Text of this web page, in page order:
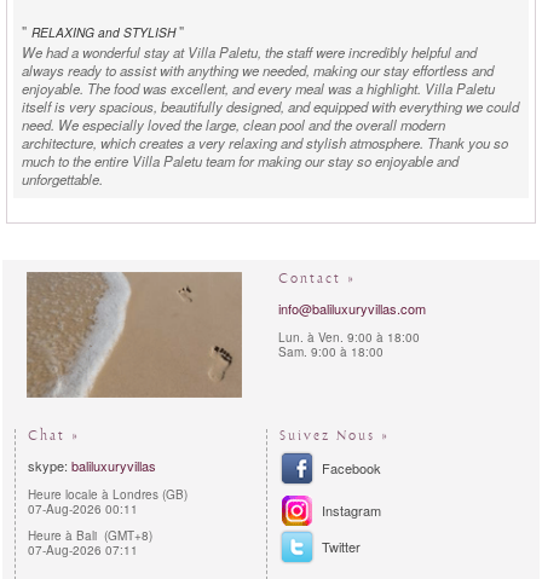
" RELAXING and STYLISH"
We had a wonderful stay at Villa Paletu, the staff were incredibly helpful and
always ready to assist with anything we needed, making our stay effortless and
enjoyable. The food was excellent, and every meal was a highlight. Villa Paletu
itself is very spacious, beautifully designed, and equipped with everything we could
need. We especially loved the large, clean pool and the overall modern
architecture, which creates a very relaxing and stylish atmosphere. Thank you so
much to the entire Villa Paletu team for making our stay so enjoyable and
unforgettable.
Karina B. Villa Manager - Indonesia -reviewedVilla Paletu in
" CONTEMPORARY UBUD LUXURY WITH A VIEW "
Brand new Villa Paletu near Ubud center is an exquisite addition to the Bali luxury
villa rental market. A labour of love by its European owner, who spared no expense
or thought to create a top notch contemporary Villa within a relaxing rural charming
setting. The high quality of the interiors is defined with the European linens and
tasteful polished furnishing. The master bedroom with ensuite bathroom and walk in
closet is discreetly separated from the additional 2 guest rooms. As a guest you
breezy roof top terrace overlooking the rice fields. The lovely Villa staff is very
caring and attentive without compromising guest privacy. From Villa Paletu guests
can explore in a few minutes the center of Ubud and its many surrounding art
Contact »
info@baliluxuryvillas.com
Lun. à Ven. 9:00 à 18:00
Sam. 9:00 à 18:00
Chat »
skype: baliluxuryvillas
Heure locale à Londres (GB)
07-Aug-2026 00:11
Heure à Bali (GMT+8)
07-Aug-2026 07:11
Suivez Nous »
Facebook
Instagram
Twitter